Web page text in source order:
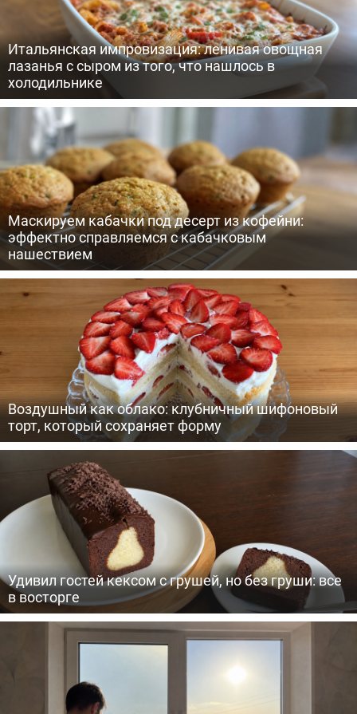
Итальянская импровизация: ленивая овощная
лазанья с сыром из того, что нашлось в
холодильнике
Маскируем кабачки под десерт из кофейни:
эффектно справляемся с кабачковым
нашествием
Воздушный как облако: клубничный шифоновый
торт, который сохраняет форму
Удивил гостей кексом с грушей, но без груши: все
в восторге